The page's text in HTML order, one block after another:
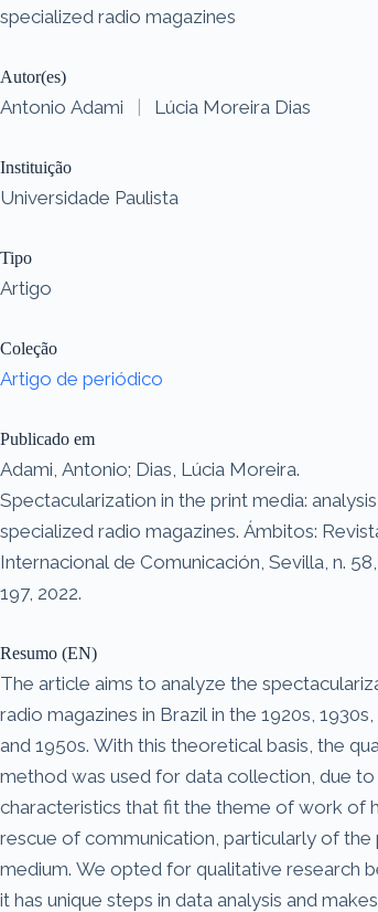
specialized radio magazines
Autor(es)
Antonio Adami | Lúcia Moreira Dias
Instituição
Universidade Paulista
Tipo
Artigo
Coleção
Artigo de periódico
Publicado em
Adami, Antonio; Dias, Lúcia Moreira.
Spectacularization in the print media:
specialized radio magazines. Ámbitos:
Internacional de Comunicación, Sevilla, n. 58,
197, 2022.
Resumo (EN)
The article aims to analyze the
radio magazines in Brazil in the 1920s, 1930s,
and 1950s. With this theoretical basis, the
method was used for data collection, due to
characteristics that fit the theme of work of
rescue of communication, particularly of the
medium. We opted for qualitative research
it has unique steps in data analysis and